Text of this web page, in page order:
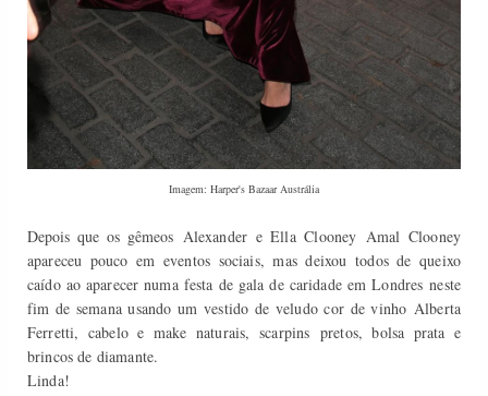
Imagem: Harper's Bazaar Austrália
Depois que os gêmeos Alexander e Ella Clooney Amal Clooney
apareceu pouco em eventos sociais, mas deixou todos de queixo
caído ao aparecer numa festa de gala de caridade em Londres neste
fim de semana usando um vestido de veludo cor de vinho Alberta
Ferretti, cabelo e make naturais, scarpins pretos, bolsa prata e
brincos de diamante.
Linda!